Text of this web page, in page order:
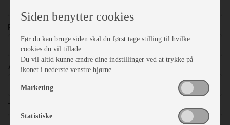
PRISER
Vælg
ÅRGANG
Vælg
TOTALVÆGT
Siden benytter cookies
Før du kan bruge siden skal du først tage stilling til hvilke
cookies du vil tillade.
Du vil altid kunne ændre dine indstillinger ved at trykke på
ikonet i nederste venstre hjørne.
Marketing
Statistiske